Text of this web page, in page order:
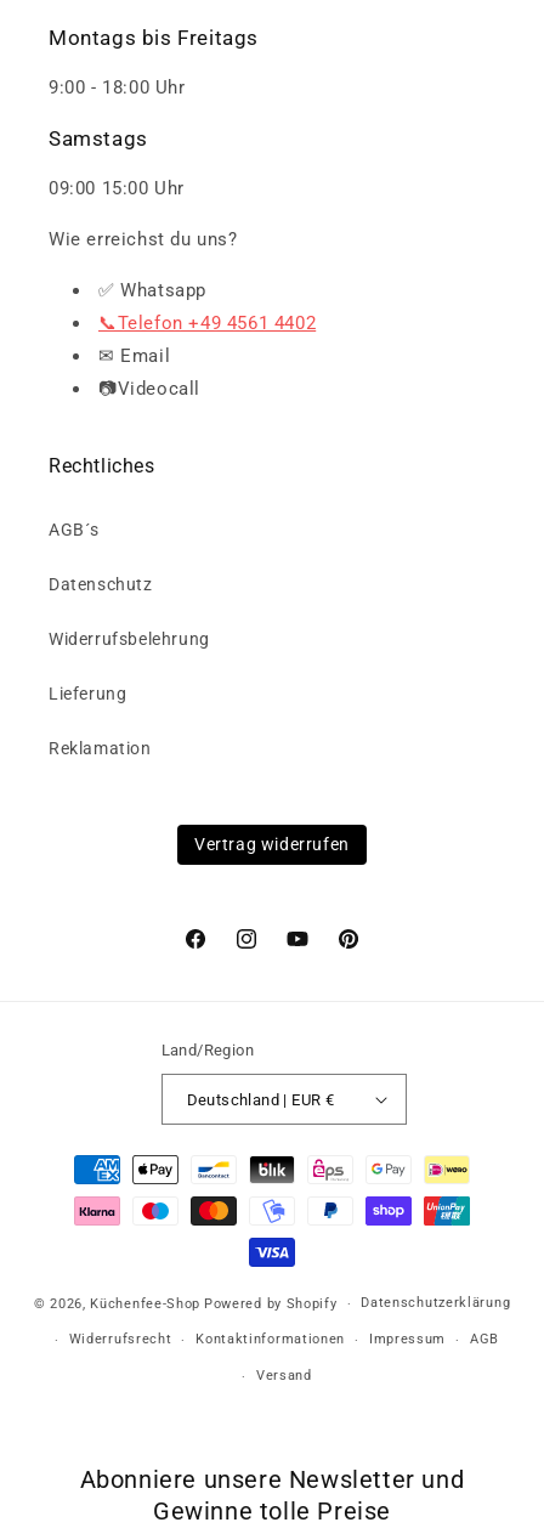
Montags bis Freitags
9:00 - 18:00 Uhr
Samstags
09:00 15:00 Uhr
Wie erreichst du uns?
✅ Whatsapp
📞Telefon +49 4561 4402
✉ Email
📷Videocall
Rechtliches
AGB´s
Datenschutz
Widerrufsbelehrung
Lieferung
Reklamation
Vertrag widerrufen
FacebookInstagramYouTubePinterest
Land/Region
Deutschland | EUR €
Zahlungsmethoden
© 2026, Küchenfee-Shop Powered by Shopify Datenschutzerklärung
Widerrufsrecht Kontaktinformationen Impressum AGB
Versand
Abonniere unsere Newsletter und
Gewinne tolle Preise